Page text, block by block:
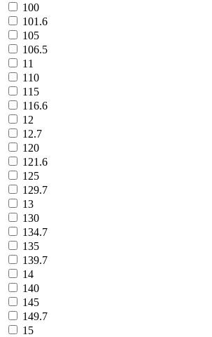
100
101.6
105
106.5
11
110
115
116.6
12
12.7
120
121.6
125
129.7
13
130
134.7
135
139.7
14
140
145
149.7
15